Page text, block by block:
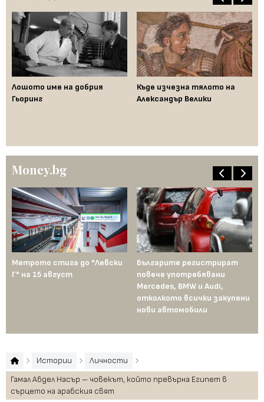
Лошото име на добрия
Гьоринг
Къде изчезна тялото на
Александър Велики
Money.bg
Метрото стига до "Левски
Г" на 15 август
Българите регистрират
повече употребявани
Mercedes, BMW и Audi,
отколкото всички закупени
нови автомобили
Истории
Личности
Гамал Абдел Насър – човекът, който превърна Египет в
сърцето на арабския свят